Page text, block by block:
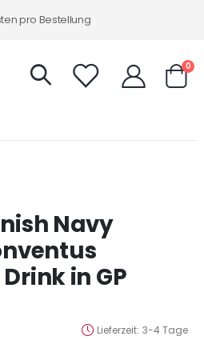
pro Bestellung
0
Navy
in GP
Lieferzeit 3-4 Tage